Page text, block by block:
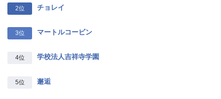
2位 チョレイ
3位 マートルコービン
4位 学校法人吉祥寺学園
5位 邂逅